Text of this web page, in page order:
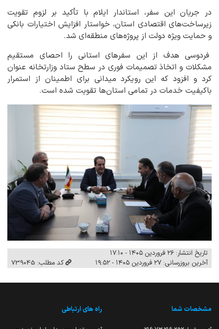
در جریان این سفر، استاندار ایلام با تأکید بر لزوم تقویت
زیرساخت‌های اقتصادی استان، خواستار افزایش اختیارات بانکی
و حمایت ویژه دولت از پروژه‌های منطقه‌ای شد.
فردوسی هدف از این سفرهای استانی را احصای مستقیم
مشکلات و اتخاذ تصمیمات فوری در سطح ستاد وزارتخانه عنوان
کرد و افزود که این رویکرد میدانی برای اطمینان از استمرار
باکیفیت خدمات در تمامی استان‌ها تقویت شده است.
تاریخ انتشار: ۲۶ فروردین ۱۴۰۵ - ۱۷:۱۰
آخرین بروزرسانی: ۲۷ فروردین ۱۴۰۵ - ۱۹:۵۲
کد مطلب: 739045
مشخصات شما راه های ارتباطی